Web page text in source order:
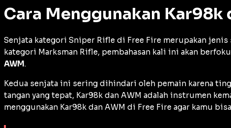
Cara Menggunakan Kar98k
Senjata kategori Sniper Rifle di Free Fire merupakan jenis
kategori Marksman Rifle, pembahasan kali ini akan
AWM.
Kedua senjata ini sering dihindari oleh pemain karena
tangan yang tepat, Kar98k dan AWM adalah instrumen
menggunakan Kar98k dan AWM di Free Fire agar kamu